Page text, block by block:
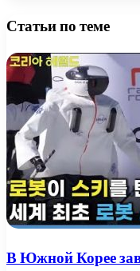
Статьи по теме
В Южной Корее